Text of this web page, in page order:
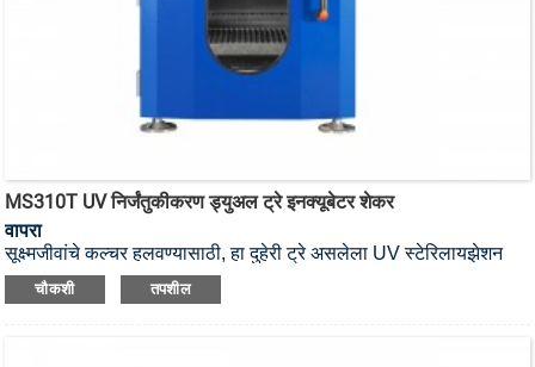
MS310T UV निर्जंतुकीकरण ड्युअल ट्रे इनक्यूबेटर शेकर
वापरा
सूक्ष्मजीवांचे कल्चर हलवण्यासाठी, हा दुहेरी ट्रे असलेला UV स्टेरिलायझेशन
इनक्यूबेटर शेकर आहे.
चौकशी तपशील